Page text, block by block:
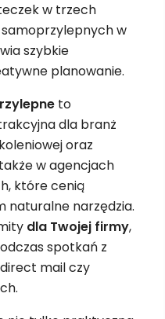
w trzech
samoprzylepnych w
szybkie
planowanie.
to
dla branż
oraz
w agencjach
które cenią
naturalne narzędzia.
dla Twojej firmy,
spotkań z
mail czy